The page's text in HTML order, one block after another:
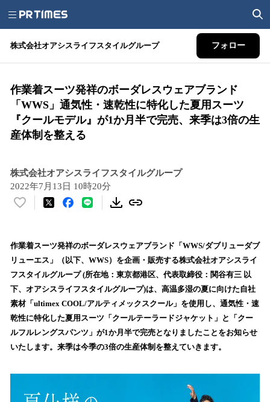
株式会社オアシスライフスタイルグループ フォロー
作業着スーツ発祥のボーダレスウェアブランド
「WWS」通気性・速乾性に特化した夏用スーツ
『クールモデル』が1か月半で完売、来季は3倍の生
産体制を整える
株式会社オアシスライフスタイルグループ
2022年7月13日 10時20分
い
！
数
を
み
込
み
中
で
作業着スーツ発祥のボーダレスウェアブランド「WWS/ダブリューダブ
リューエス」（以下、WWS）を企画・販売する株式会社オアシスライ
フスタイルグループ (所在地：東京都港区、代表取締役：関谷有三 以
下、オアシスライフスタイルグループ)は、高温多湿の夏に向けた自社
素材「ultimex COOL/アルティメックスクール」を使用し、通気性・速
乾性に特化した夏用スーツ「クールテーラードジャケット」と「クー
ルフルレングスパンツ」が1か月半で完売となりましたことをお知らせ
いたします。来季は今季の3倍の生産体制を整えていきます。